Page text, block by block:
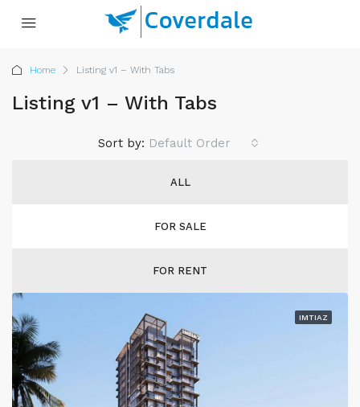
Home Listing v1 – With Tabs
Listing v1 – With Tabs
ALL
FOR SALE
FOR RENT
Sort by: Default Order
IMTIAZ